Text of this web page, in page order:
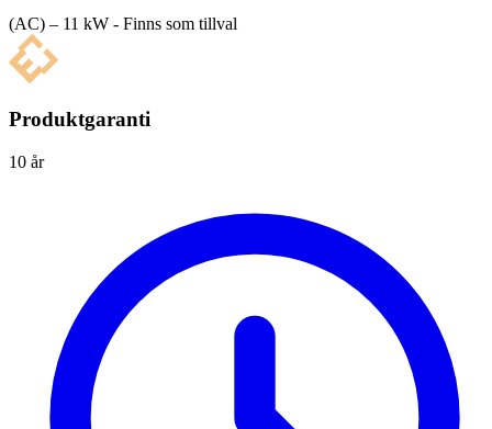
(AC) – 11 kW - Finns som tillval
Produktgaranti
10 år